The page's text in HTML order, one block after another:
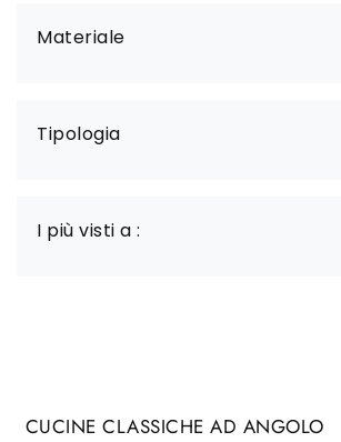
Materiale
Tipologia
I più visti a :
CUCINE CLASSICHE AD ANGOLO